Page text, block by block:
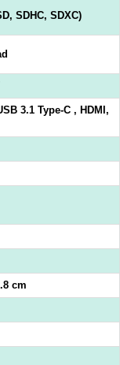
SDHC, SDXC)
3.1 Type-C , HDMI,
cm